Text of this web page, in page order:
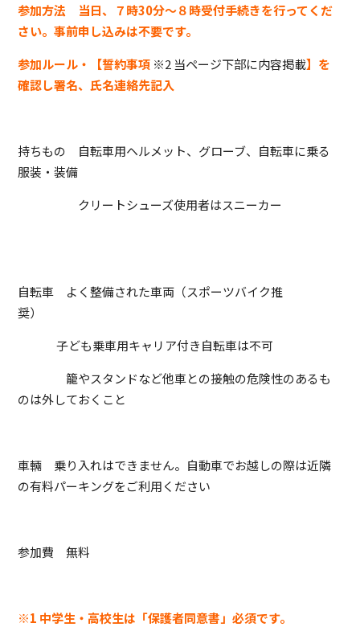
参加方法 当日、７時30分～８時受付手続きを行ってくだ
さい。事前申し込みは不要です。
参加ルール・【誓約事項 ※2 当ページ下部に内容掲載】を
確認し署名、氏名連絡先記入
持ちもの 自転車用ヘルメット、グローブ、自転車に乗る
服装・装備
クリートシューズ使用者はスニーカー
自転車 よく整備された車両（スポーツバイク推
奨）
子ども乗車用キャリア付き自転車は不可
籠やスタンドなど他車との接触の危険性のあるも
のは外しておくこと
車輛 乗り入れはできません。自動車でお越しの際は近隣
の有料パーキングをご利用ください
参加費 無料
※1 中学生・高校生は「保護者同意書」必須です。